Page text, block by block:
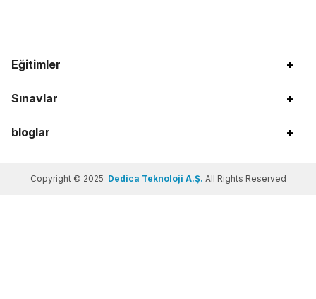
Eğitimler +
Sınavlar +
bloglar +
Copyright © 2025 Dedica Teknoloji A.Ş. All Rights Reserved